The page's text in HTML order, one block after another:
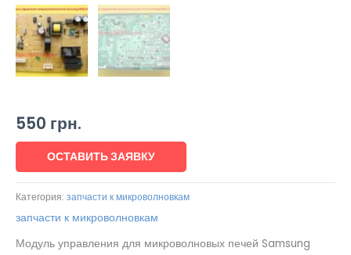
550 грн.
ОСТАВИТЬ ЗАЯВКУ
Категория: запчасти к микроволновкам
запчасти к микроволновкам
Модуль управления для микроволновых печей Samsung